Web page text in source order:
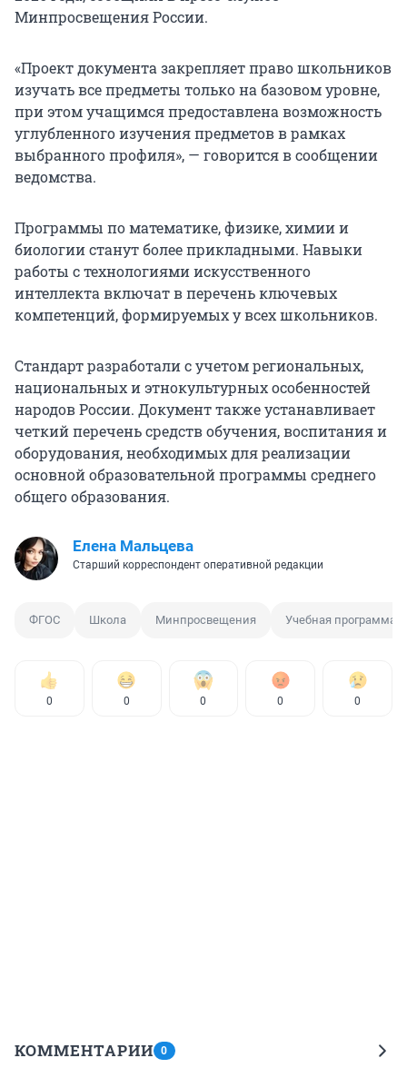
Минпросвещения России.
«Проект документа закрепляет право школьников
изучать все предметы только на базовом уровне,
при этом учащимся предоставлена возможность
углубленного изучения предметов в рамках
выбранного профиля», — говорится в сообщении
ведомства.
Программы по математике, физике, химии и
биологии станут более прикладными. Навыки
работы с технологиями искусственного
интеллекта включат в перечень ключевых
компетенций, формируемых у всех школьников.
Стандарт разработали с учетом региональных,
национальных и этнокультурных особенностей
народов России. Документ также устанавливает
четкий перечень средств обучения, воспитания и
оборудования, необходимых для реализации
основной образовательной программы среднего
общего образования.
Елена Мальцева
Старший корреспондент оперативной редакции
ФГОС Школа Минпросвещения Учебная программа
0 0 0 0 0
КОММЕНТАРИИ 0